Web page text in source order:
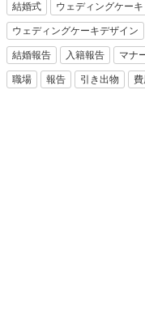
結婚式 ウェディングケーキ
ウェディングケーキデザイン
結婚報告 入籍報告 マナ
職場 報告 引き出物 費